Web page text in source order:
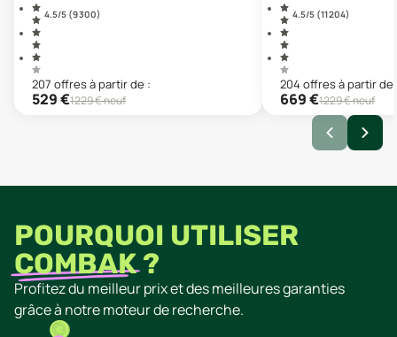
4.5/5 (9 300)
207 offresà partir de :
529€1229€ neuf
4.5/5 (11 204)
204 offresà partir de
669€1229€ neuf
POURQUOI UTILISER
COMBAK?
Profitez du meilleur prix et des meilleures garanties
grâce à notre moteur de recherche.